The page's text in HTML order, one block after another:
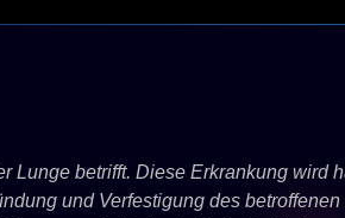
Lunge betrifft. Diese Erkrankung wird
und Verfestigung des